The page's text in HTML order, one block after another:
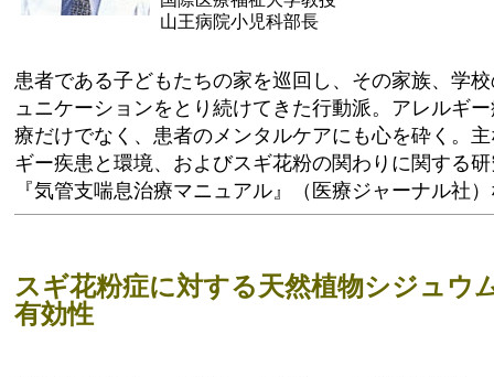
山王病院小児科部長
患者である子どもたちの家を巡回し、その家族、学
ュニケーションをとり続けてきた行動派。アレルギ
療だけでなく、患者のメンタルケアにも心を砕く。
ギー疾患と環境、およびスギ花粉の関わりに関する
『気管支喘息治療マニュアル』（医療ジャーナル社
スギ花粉症に対する天然植物シジュウ
有効性